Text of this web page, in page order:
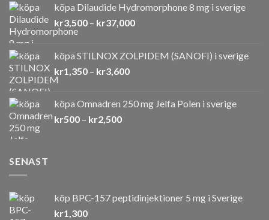
köpa Dilaudide Hydromorphone 8 mg i sverige
kr3,500 – kr37,000Prisintervall:
kr37,000
köpa STILNOX ZOLPIDEM (SANOFI) i sverige
kr1,350 – kr3,600Prisintervall:
kr3,600
köpa Omnadren 250 mg Jelfa Polen i sverige
kr500 – kr2,500Prisintervall:
SENAST
köp BPC-157 peptidinjektioner 5 mg i Sverige
kr1,300